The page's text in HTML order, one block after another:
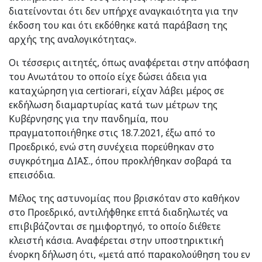
διατείνονται ότι δεν υπήρχε αναγκαιότητα για την
έκδοση του και ότι εκδόθηκε κατά παράβαση της
αρχής της αναλογικότητας».
Οι τέσσερις αιτητές, όπως αναφέρεται στην απόφαση
του Ανωτάτου το οποίο είχε δώσει άδεια για
καταχώρηση για certiorari, είχαν λάβει μέρος σε
εκδήλωση διαμαρτυρίας κατά των μέτρων της
Κυβέρνησης για την πανδημία, που
πραγματοποιήθηκε στις 18.7.2021, έξω από το
Προεδρικό, ενώ στη συνέχεια πορεύθηκαν στο
συγκρότημα ΔΙΑΣ., όπου προκλήθηκαν σοβαρά τα
επεισόδια.
Μέλος της αστυνομίας που βρισκόταν στο καθήκον
στο Προεδρικό, αντιλήφθηκε επτά διαδηλωτές να
επιβιβάζονται σε ημιφορτηγό, το οποίο διέθετε
κλειστή κάσια. Αναφέρεται στην υποστηρικτική
ένορκη δήλωση ότι, «μετά από παρακολούθηση του εν